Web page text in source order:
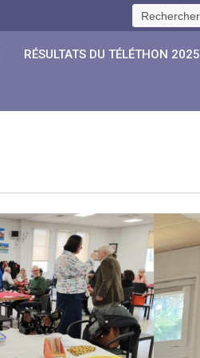
Rechercher :
RÉSULTATS DU TÉLÉTHON 2025